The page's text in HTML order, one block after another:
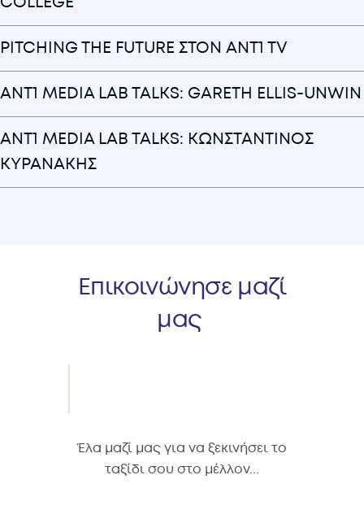
PITCHING THE FUTURE ΣΤΟΝ ANT1 TV
ANT1 MEDIA LAB TALKS: GARETH ELLIS-UNWIN
ANT1 MEDIA LAB TALKS: ΚΩΝΣΤΑΝΤΙΝΟΣ
ΚΥΡΑΝΑΚΗΣ
Επικοινώνησε μαζί
μας
Έλα μαζί μας για να ξεκινήσει το
ταξίδι σου στο μέλλον...